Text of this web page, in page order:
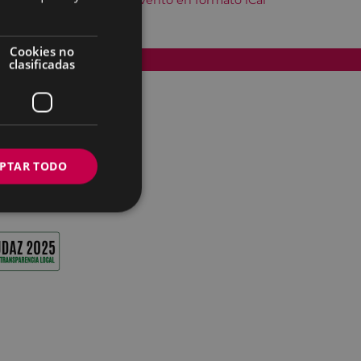
Accesibilidad
Cookies no
clasificadas
TODO